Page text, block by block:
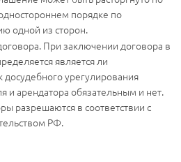
порядке по
одной из сторон.
При заключении договора в
является ли
урегулирования
и арендатора обязательным и нет.
разрешаются в соответствии с
РФ.